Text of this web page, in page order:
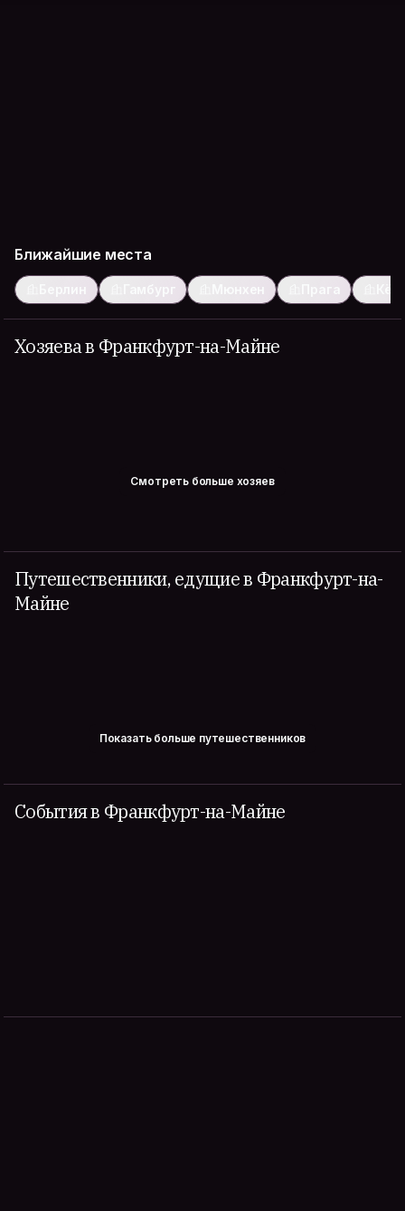
Ближайшие места
Берлин Гамбург Мюнхен Прага
Хозяева в Франкфурт-на-Майне
Смотреть больше хозяев
Путешественники, едущие в Франкфурт-на-
Майне
Показать больше путешественников
События в Франкфурт-на-Майне